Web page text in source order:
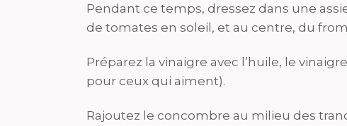
Pendant ce temps, dressez dans une
de tomates en soleil, et au centre, du
Préparez la vinaigre avec l’huile, le
pour ceux qui aiment).
Rajoutez le concombre au milieu des